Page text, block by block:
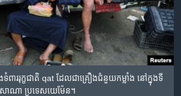
ពារ​រុក្ខជាតិ qat ដែល​ជា​គ្រឿងជំនួយ​កម្លាំង នៅ​ក្នុង​ទី
សាណា ប្រទេស​យេម៉ែន។